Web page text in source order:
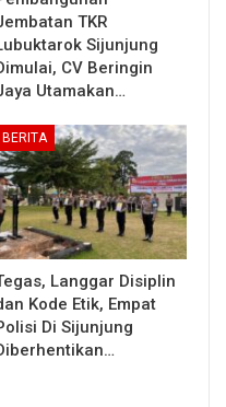
TKR
Sijunjung
CV Beringin
Utamakan…
BERITA
Langgar Disiplin
Kode Etik, Empat
Di Sijunjung